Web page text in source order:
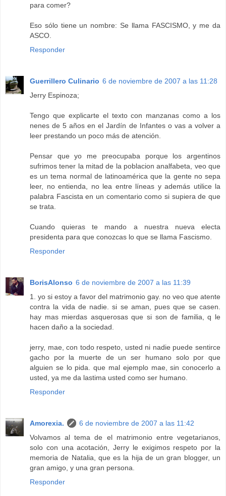
para comer?
Eso sólo tiene un nombre: Se llama FASCISMO, y me da
ASCO.
Responder
Guerrillero Culinario 6 de noviembre de 2007 a las 11:28
Jerry Espinoza;
Tengo que explicarte el texto con manzanas como a los
nenes de 5 años en el Jardín de Infantes o vas a volver a
leer prestando un poco más de atención.
Pensar que yo me preocupaba porque los argentinos
sufrimos tener la mitad de la poblacion analfabeta, veo que
es un tema normal de latinoamérica que la gente no sepa
leer, no entienda, no lea entre líneas y además utilice la
palabra Fascista en un comentario como si supiera de que
se trata.
Cuando quieras te mando a nuestra nueva electa
presidenta para que conozcas lo que se llama Fascismo.
Responder
BorisAlonso 6 de noviembre de 2007 a las 11:39
1. yo si estoy a favor del matrimonio gay. no veo que atente
contra la vida de nadie. si se aman, pues que se casen.
hay mas mierdas asquerosas que si son de familia, q le
hacen daño a la sociedad.
jerry, mae, con todo respeto, usted ni nadie puede sentirce
gacho por la muerte de un ser humano solo por que
alguien se lo pida. que mal ejemplo mae, sin conocerlo a
usted, ya me da lastima usted como ser humano.
Responder
Amorexia.
6 de noviembre de 2007 a las 11:42
Volvamos al tema de el matrimonio entre vegetarianos,
solo con una acotación, Jerry le exigimos respeto por la
memoria de Natalia, que es la hija de un gran blogger, un
gran amigo, y una gran persona.
Responder